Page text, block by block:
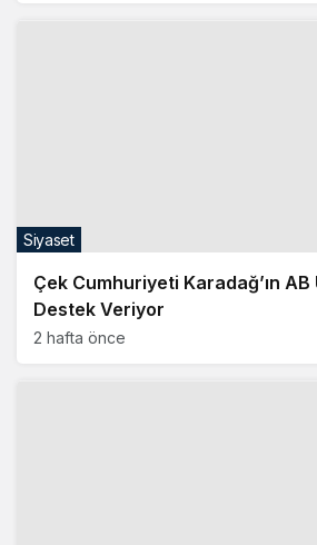
Çek Cumhuriyeti Karadağ’ın
Destek Veriyor
2 hafta önce
Siyaset